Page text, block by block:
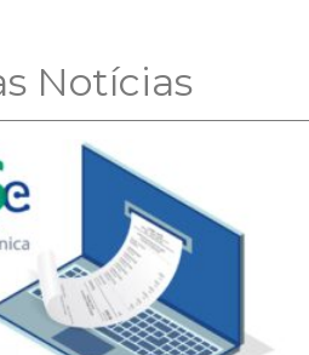
Notícias